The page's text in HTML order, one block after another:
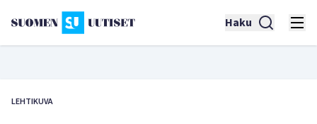
Haku
LEHTIKUVA